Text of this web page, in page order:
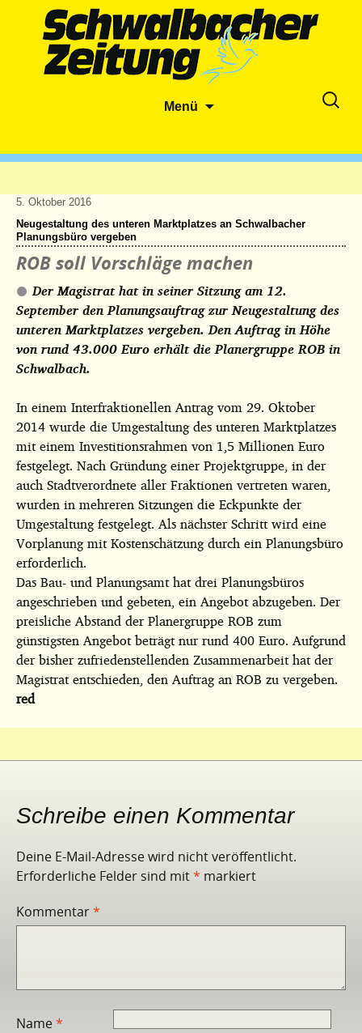
Menü
Suche
5. Oktober 2016
Neugestaltung des unteren Marktplatzes an Schwalbacher
Planungsbüro vergeben
ROB soll Vorschläge machen
Der Magistrat hat in seiner Sitzung am 12.
September den Planungsauftrag zur Neugestaltung des
unteren Marktplatzes vergeben. Den Auftrag in Höhe
von rund 43.000 Euro erhält die Planergruppe ROB in
Schwalbach.
In einem Interfraktionellen Antrag vom 29. Oktober
2014 wurde die Umgestaltung des unteren Marktplatzes
mit einem Investitionsrahmen von 1,5 Millionen Euro
festgelegt. Nach Gründung einer Projektgruppe, in der
auch Stadtverordnete aller Fraktionen vertreten waren,
wurden in mehreren Sitzungen die Eckpunkte der
Umgestaltung festgelegt. Als nächster Schritt wird eine
Vorplanung mit Kostenschätzung durch ein Planungsbüro
erforderlich.
Das Bau- und Planungsamt hat drei Planungsbüros
angeschrieben und gebeten, ein Angebot abzugeben. Der
preisliche Abstand der Planergruppe ROB zum
günstigsten Angebot beträgt nur rund 400 Euro. Aufgrund
der bisher zufriedenstellenden Zusammenarbeit hat der
Magistrat entschieden, den Auftrag an ROB zu vergeben.
red
Schreibe einen Kommentar
Deine E-Mail-Adresse wird nicht veröffentlicht.
Erforderliche Felder sind mit* markiert
Kommentar*
Name*